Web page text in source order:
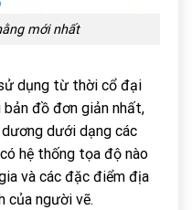
mới nhất
dụng từ thời cổ đại
đồ đơn giản nhất,
dưới dạng các
hệ thống tọa độ nào
và các đặc điểm địa
của người vẽ.